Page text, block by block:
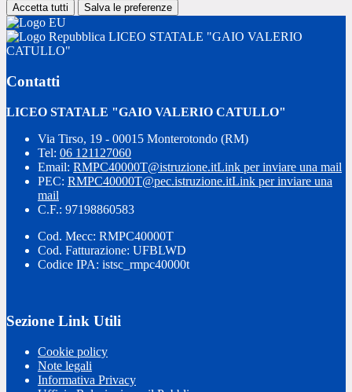
Accetta tutti Salva le preferenze
LICEO STATALE "GAIO VALERIO
CATULLO"
Contatti
LICEO STATALE "GAIO VALERIO CATULLO"
Via Tirso, 19 - 00015 Monterotondo (RM)
Tel: 06 121127060
Email: RMPC40000T@istruzione.itLink per inviare una mail
PEC: RMPC40000T@pec.istruzione.itLink per inviare una
mail
C.F.: 97198860583
Cod. Mecc: RMPC40000T
Cod. Fatturazione: UFBLWD
Codice IPA: istsc_rmpc40000t
Sezione Link Utili
Cookie policy
Note legali
Informativa Privacy